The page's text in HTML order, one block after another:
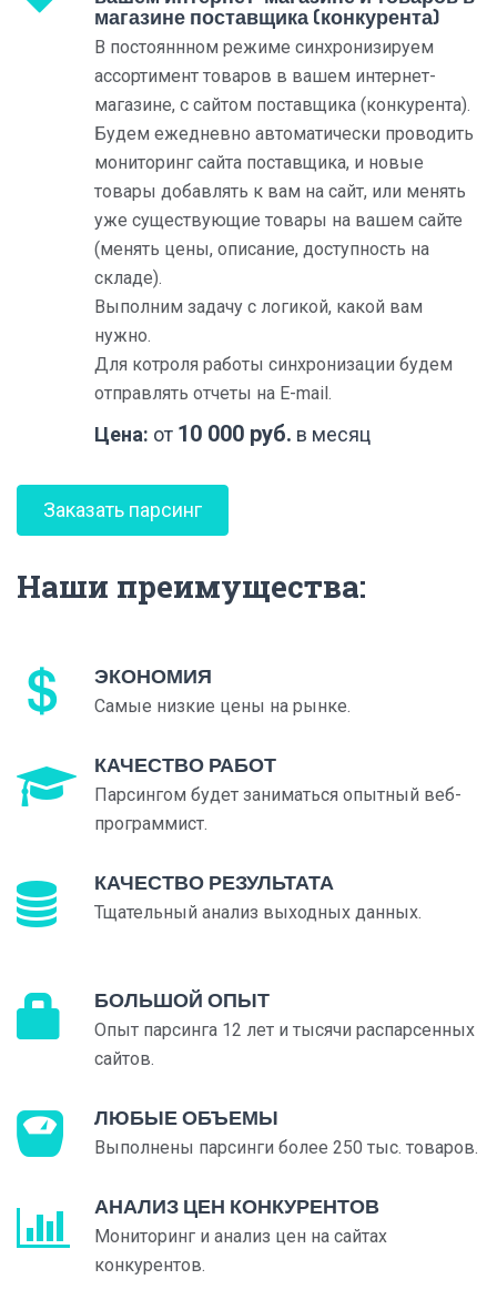
магазине поставщика (конкурента)
В постояннном режиме синхронизируем
ассортимент товаров в вашем интернет-
магазине, с сайтом поставщика (конкурента).
Будем ежедневно автоматически проводить
мониторинг сайта поставщика, и новые
товары добавлять к вам на сайт, или менять
уже существующие товары на вашем сайте
(менять цены, описание, доступность на
складе).
Выполним задачу с логикой, какой вам
нужно.
Для котроля работы синхронизации будем
отправлять отчеты на E-mail.
Цена: от 10 000 руб. в месяц
Заказать парсинг
Наши преимущества:
ЭКОНОМИЯ
Самые низкие цены на рынке.
КАЧЕСТВО РАБОТ
Парсингом будет заниматься опытный веб-
программист.
КАЧЕСТВО РЕЗУЛЬТАТА
Тщательный анализ выходных данных.
БОЛЬШОЙ ОПЫТ
Опыт парсинга 12 лет и тысячи распарсенных
сайтов.
ЛЮБЫЕ ОБЪЕМЫ
Выполнены парсинги более 250 тыс. товаров.
АНАЛИЗ ЦЕН КОНКУРЕНТОВ
Мониторинг и анализ цен на сайтах
конкурентов.